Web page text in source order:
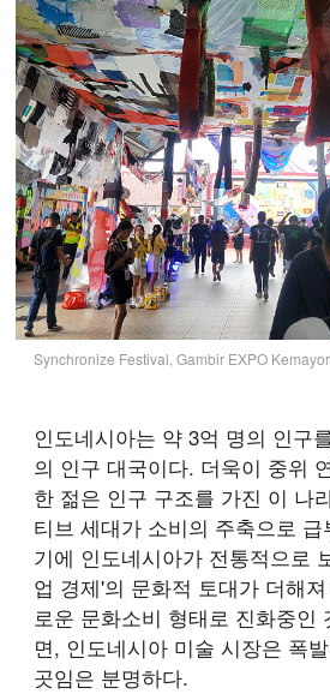
Synchronize Festival, Gambir EXPO
인도네시아는 약 3억 명의 인구
의 인구 대국이다. 더욱이 중위
한 젊은 인구 구조를 가진 이 나
티브 세대가 소비의 주축으로
기에 인도네시아가 전통적으로
업 경제'의 문화적 토대가 더해
로운 문화소비 형태로 진화중인
면, 인도네시아 미술 시장은 폭
곳임은 분명하다.